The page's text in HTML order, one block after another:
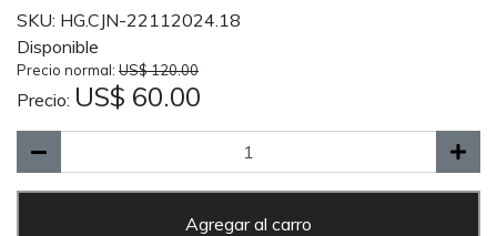
SKU: HG.CJN-22112024.18
Disponible
Precio normal: US$ 120.00
Precio: US$ 60.00
Agregar al carro